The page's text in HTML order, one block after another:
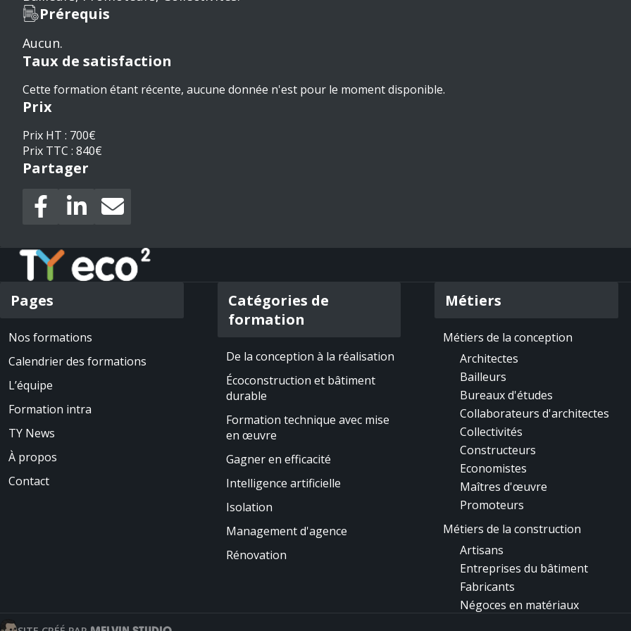
Prérequis
Aucun.
Taux de satisfaction
Cette formation étant récente, aucune donnée n'est pour le moment disponible.
Prix
Prix HT : 700€
Prix TTC : 840€
Partager
Pages
Nos formations
Calendrier des formations
L’équipe
Formation intra
TY News
À propos
Contact
Catégories de
formation
De la conception à la réalisation
Écoconstruction et bâtiment
durable
Formation technique avec mise
en œuvre
Gagner en efficacité
Intelligence artificielle
Isolation
Management d'agence
Rénovation
Métiers
Métiers de la conception
Architectes
Bailleurs
Bureaux d'études
Collaborateurs d'architectes
Collectivités
Constructeurs
Economistes
Maîtres d'œuvre
Promoteurs
Métiers de la construction
Artisans
Entreprises du bâtiment
Fabricants
Négoces en matériaux